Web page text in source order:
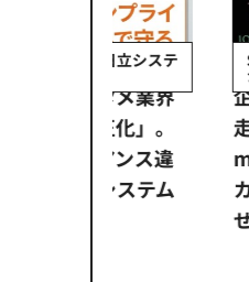
Sponsored
企画開発か
走支援。長
m Frontier
カ』の海外